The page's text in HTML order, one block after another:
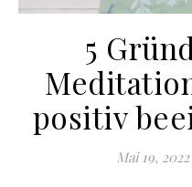
5
positiv
Mai 19, 2022